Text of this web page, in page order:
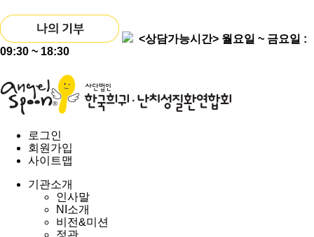
<상담가능시간> 월요일 ~ 금요일 :
09:30 ~ 18:30
로그인
회원가입
사이트맵
기관소개
인사말
NI소개
비전&미션
정관